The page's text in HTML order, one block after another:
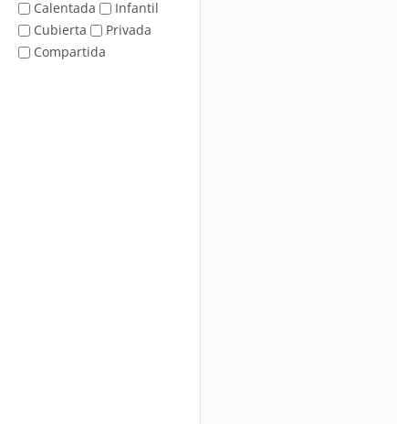
Calentada
Infantil
Cubierta
Privada
Compartida